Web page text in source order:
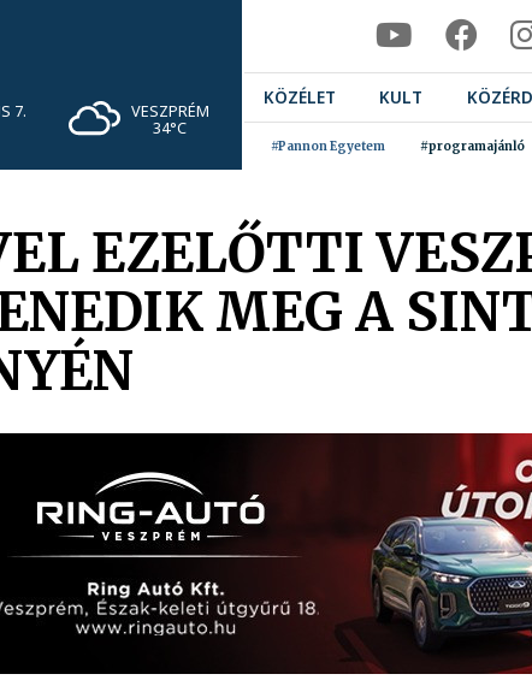
7. VESZPRÉM
34°C
KÖZÉLET KULT
#Pannon Egyetem #programajánló
EZELŐTTI
MEG A